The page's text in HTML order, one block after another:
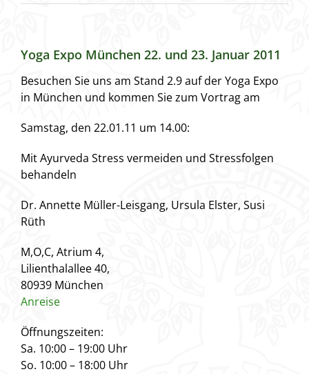
Yoga Expo München 22. und 23. Januar 2011
Besuchen Sie uns am Stand 2.9 auf der Yoga Expo
in München und kommen Sie zum Vortrag am
Samstag, den 22.01.11 um 14.00:
Mit Ayurveda Stress vermeiden und Stressfolgen
behandeln
Dr. Annette Müller-Leisgang, Ursula Elster, Susi
Rüth
M,O,C, Atrium 4,
Lilienthalallee 40,
80939 München
Anreise
Öffnungszeiten:
Sa. 10:00 – 19:00 Uhr
So. 10:00 – 18:00 Uhr